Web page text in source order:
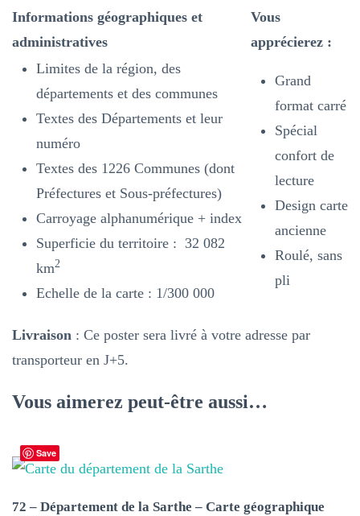
Informations géographiques et
administratives
Vous
apprécierez :
Limites de la région, des
départements et des communes
Textes des Départements et leur
numéro
Textes des 1226 Communes (dont
Préfectures et Sous-préfectures)
Carroyage alphanumérique + index
Superficie du territoire : 32 082
km2
Echelle de la carte : 1/300 000
Grand
format carré
Spécial
confort de
lecture
Design carte
ancienne
Roulé, sans
pli
Livraison : Ce poster sera livré à votre adresse par
transporteur en J+5.
Vous aimerez peut-être aussi…
Save
72 – Département de la Sarthe – Carte géographique